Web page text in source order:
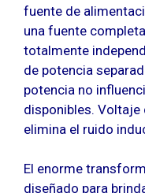
fuente de
una fuente
totalmente
de potencia
potencia no
disponibles.
elimina el ruido
El enorme
diseñado para